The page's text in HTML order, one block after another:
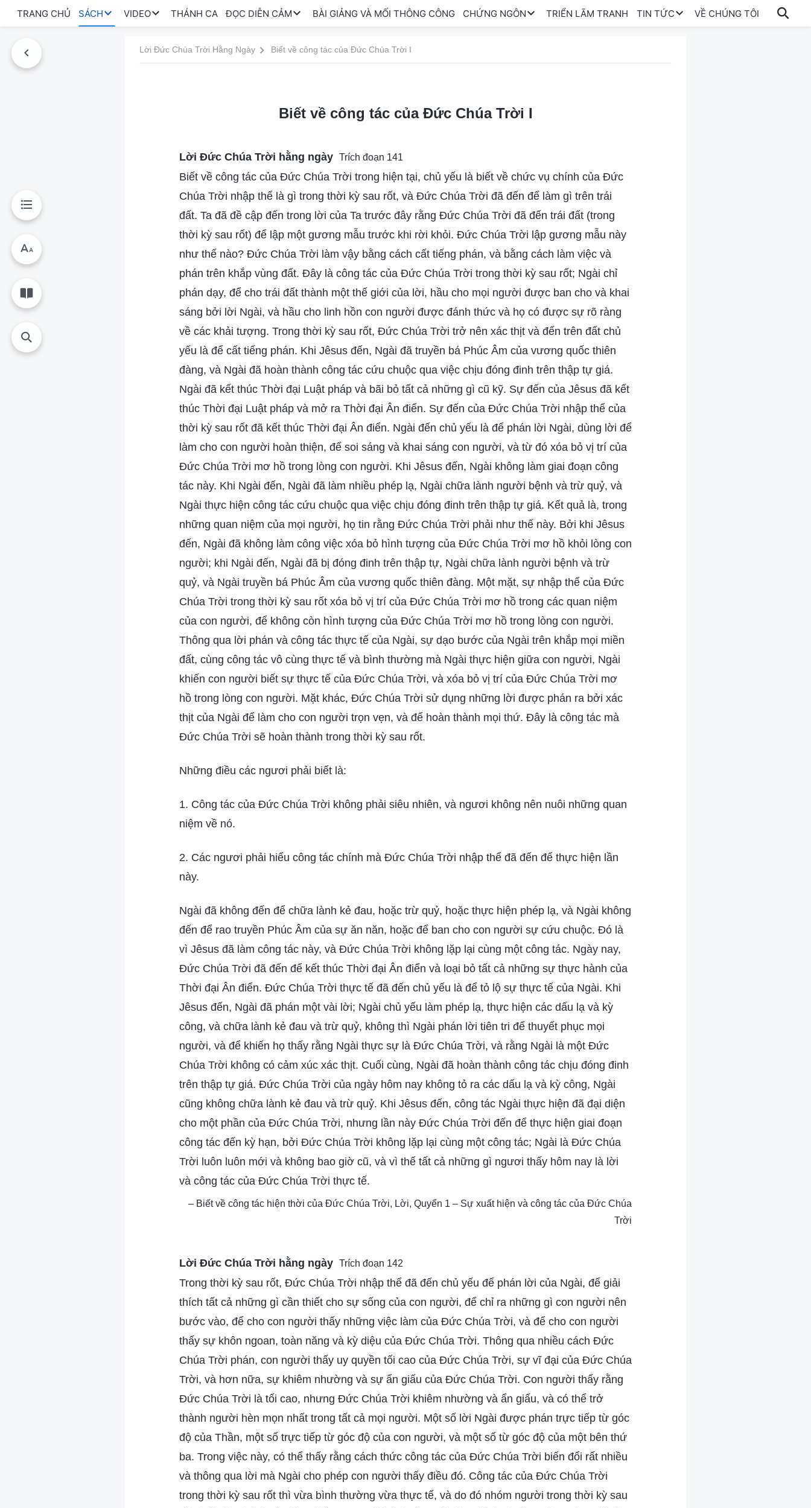
TRANG CHỦ SÁCH VIDEO THÁNH CA ĐỌC DIỄN CẢM BÀI GIẢNG VÀ MỐI THÔNG CÔNG CHỨNG NGÔN TRIỂN LÃM TRANH TIN TỨC VỀ CHÚNG TÔI
Lời Đức Chúa Trời Hằng Ngày Biết về công tác của Đức Chúa Trời I
Biết về công tác của Đức Chúa Trời I
Lời Đức Chúa Trời hằng ngày Trích đoạn 141
Biết về công tác của Đức Chúa Trời trong hiện tại, chủ yếu là biết về chức vụ chính của Đức
Chúa Trời nhập thể là gì trong thời kỳ sau rốt, và Đức Chúa Trời đã đến để làm gì trên trái
đất. Ta đã đề cập đến trong lời của Ta trước đây rằng Đức Chúa Trời đã đến trái đất (trong
thời kỳ sau rốt) để lập một gương mẫu trước khi rời khỏi. Đức Chúa Trời lập gương mẫu này
như thế nào? Đức Chúa Trời làm vậy bằng cách cất tiếng phán, và bằng cách làm việc và
phán trên khắp vùng đất. Đây là công tác của Đức Chúa Trời trong thời kỳ sau rốt; Ngài chỉ
phán dạy, để cho trái đất thành một thế giới của lời, hầu cho mọi người được ban cho và khai
sáng bởi lời Ngài, và hầu cho linh hồn con người được đánh thức và họ có được sự rõ ràng
về các khải tượng. Trong thời kỳ sau rốt, Đức Chúa Trời trở nên xác thịt và đến trên đất chủ
yếu là để cất tiếng phán. Khi Jêsus đến, Ngài đã truyền bá Phúc Âm của vương quốc thiên
đàng, và Ngài đã hoàn thành công tác cứu chuộc qua việc chịu đóng đinh trên thập tự giá.
Ngài đã kết thúc Thời đại Luật pháp và bãi bỏ tất cả những gì cũ kỹ. Sự đến của Jêsus đã kết
thúc Thời đại Luật pháp và mở ra Thời đại Ân điển. Sự đến của Đức Chúa Trời nhập thể của
thời kỳ sau rốt đã kết thúc Thời đại Ân điển. Ngài đến chủ yếu là để phán lời Ngài, dùng lời để
làm cho con người hoàn thiện, để soi sáng và khai sáng con người, và từ đó xóa bỏ vị trí của
Đức Chúa Trời mơ hồ trong lòng con người. Khi Jêsus đến, Ngài không làm giai đoạn công
tác này. Khi Ngài đến, Ngài đã làm nhiều phép lạ, Ngài chữa lành người bệnh và trừ quỷ, và
Ngài thực hiện công tác cứu chuộc qua việc chịu đóng đinh trên thập tự giá. Kết quả là, trong
những quan niệm của mọi người, họ tin rằng Đức Chúa Trời phải như thế này. Bởi khi Jêsus
đến, Ngài đã không làm công việc xóa bỏ hình tượng của Đức Chúa Trời mơ hồ khỏi lòng con
người; khi Ngài đến, Ngài đã bị đóng đinh trên thập tự, Ngài chữa lành người bệnh và trừ
quỷ, và Ngài truyền bá Phúc Âm của vương quốc thiên đàng. Một mặt, sự nhập thể của Đức
Chúa Trời trong thời kỳ sau rốt xóa bỏ vị trí của Đức Chúa Trời mơ hồ trong các quan niệm
của con người, để không còn hình tượng của Đức Chúa Trời mơ hồ trong lòng con người.
Thông qua lời phán và công tác thực tế của Ngài, sự dạo bước của Ngài trên khắp mọi miền
đất, cùng công tác vô cùng thực tế và bình thường mà Ngài thực hiện giữa con người, Ngài
khiến con người biết sự thực tế của Đức Chúa Trời, và xóa bỏ vị trí của Đức Chúa Trời mơ
hồ trong lòng con người. Mặt khác, Đức Chúa Trời sử dụng những lời được phán ra bởi xác
thịt của Ngài để làm cho con người trọn vẹn, và để hoàn thành mọi thứ. Đây là công tác mà
Đức Chúa Trời sẽ hoàn thành trong thời kỳ sau rốt.
Những điều các ngươi phải biết là:
1. Công tác của Đức Chúa Trời không phải siêu nhiên, và ngươi không nên nuôi những quan
niệm về nó.
2. Các ngươi phải hiểu công tác chính mà Đức Chúa Trời nhập thể đã đến để thực hiện lần
này.
Ngài đã không đến để chữa lành kẻ đau, hoặc trừ quỷ, hoặc thực hiện phép lạ, và Ngài không
đến để rao truyền Phúc Âm của sự ăn năn, hoặc để ban cho con người sự cứu chuộc. Đó là
vì Jêsus đã làm công tác này, và Đức Chúa Trời không lặp lại cùng một công tác. Ngày nay,
Đức Chúa Trời đã đến để kết thúc Thời đại Ân điển và loại bỏ tất cả những sự thực hành của
Thời đại Ân điển. Đức Chúa Trời thực tế đã đến chủ yếu là để tỏ lộ sự thực tế của Ngài. Khi
Jêsus đến, Ngài đã phán một vài lời; Ngài chủ yếu làm phép lạ, thực hiện các dấu lạ và kỳ
công, và chữa lành kẻ đau và trừ quỷ, không thì Ngài phán lời tiên tri để thuyết phục mọi
người, và để khiến họ thấy rằng Ngài thực sự là Đức Chúa Trời, và rằng Ngài là một Đức
Chúa Trời không có cảm xúc xác thịt. Cuối cùng, Ngài đã hoàn thành công tác chịu đóng đinh
trên thập tự giá. Đức Chúa Trời của ngày hôm nay không tỏ ra các dấu lạ và kỳ công, Ngài
cũng không chữa lành kẻ đau và trừ quỷ. Khi Jêsus đến, công tác Ngài thực hiện đã đại diện
cho một phần của Đức Chúa Trời, nhưng lần này Đức Chúa Trời đến để thực hiện giai đoạn
công tác đến kỳ hạn, bởi Đức Chúa Trời không lặp lại cùng một công tác; Ngài là Đức Chúa
Trời luôn luôn mới và không bao giờ cũ, và vì thế tất cả những gì ngươi thấy hôm nay là lời
và công tác của Đức Chúa Trời thực tế.
– Biết về công tác hiện thời của Đức Chúa Trời, Lời, Quyển 1 – Sự xuất hiện và công tác của Đức Chúa
Trời
Lời Đức Chúa Trời hằng ngày Trích đoạn 142
Trong thời kỳ sau rốt, Đức Chúa Trời nhập thể đã đến chủ yếu để phán lời của Ngài, để giải
thích tất cả những gì cần thiết cho sự sống của con người, để chỉ ra những gì con người nên
bước vào, để cho con người thấy những việc làm của Đức Chúa Trời, và để cho con người
thấy sự khôn ngoan, toàn năng và kỳ diệu của Đức Chúa Trời. Thông qua nhiều cách Đức
Chúa Trời phán, con người thấy uy quyền tối cao của Đức Chúa Trời, sự vĩ đại của Đức Chúa
Trời, và hơn nữa, sự khiêm nhường và sự ẩn giấu của Đức Chúa Trời. Con người thấy rằng
Đức Chúa Trời là tối cao, nhưng Đức Chúa Trời khiêm nhường và ẩn giấu, và có thể trở
thành người hèn mọn nhất trong tất cả mọi người. Một số lời Ngài được phán trực tiếp từ góc
độ của Thần, một số trực tiếp từ góc độ của con người, và một số từ góc độ của một bên thứ
ba. Trong việc này, có thể thấy rằng cách thức công tác của Đức Chúa Trời biến đổi rất nhiều
và thông qua lời mà Ngài cho phép con người thấy điều đó. Công tác của Đức Chúa Trời
trong thời kỳ sau rốt thì vừa bình thường vừa thực tế, và do đó nhóm người trong thời kỳ sau